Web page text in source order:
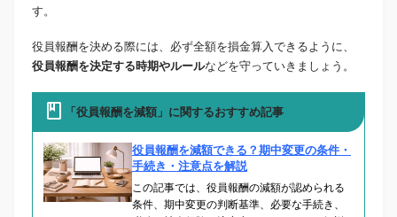
す。
役員報酬を決める際には、必ず全額を損金算入できるように、
役員報酬を決定する時期やルールなどを守っていきましょう。
「役員報酬を減額」に関するおすすめ記事
役員報酬を減額できる？期中変更の条件・
手続き・注意点を解説
この記事では、役員報酬の減額が認められる
条件、期中変更の判断基準、必要な手続き、